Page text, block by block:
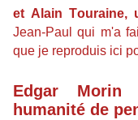
et Alain Touraine,
Jean-Paul qui m'a
que je reproduis ici
Edgar Morin
humanité de